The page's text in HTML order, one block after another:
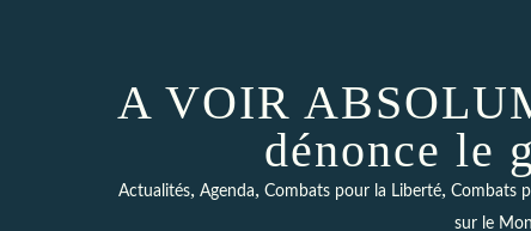
A VOIR
dénonce le
Actualités, Agenda, Combats pour la Liberté, Combats
sur le